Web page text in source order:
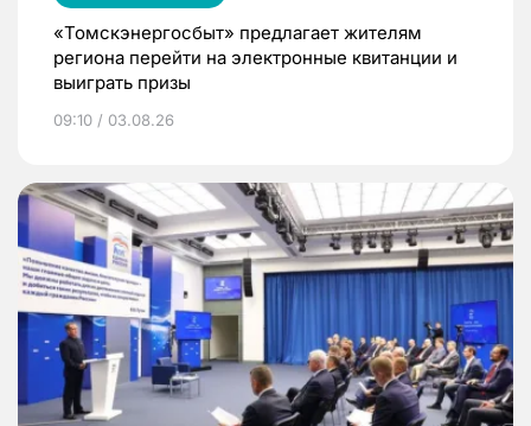
«Томскэнергосбыт» предлагает жителям
региона перейти на электронные квитанции и
выиграть призы
09:10 / 03.08.26